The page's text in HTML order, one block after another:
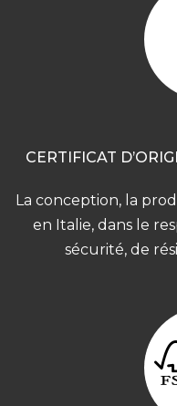
CERTIFICAT
La conception, la
en Italie, dans le
sécurité, de